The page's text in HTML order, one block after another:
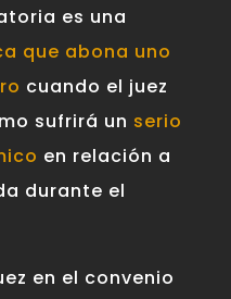
es una
que abona uno
cuando el juez
sufrirá un serio
en relación a
durante el
en el convenio